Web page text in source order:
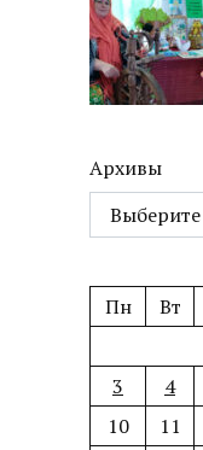
Архивы
Пн Вт
3
4
10
11